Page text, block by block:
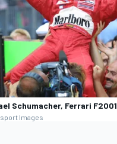
Schumacher, Ferrari F2001
Images